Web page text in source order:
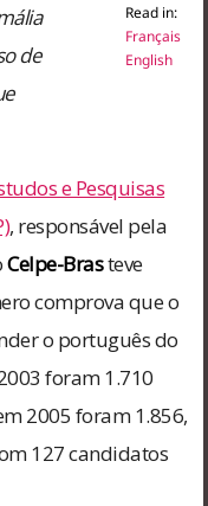
Read in:
Français
English
de
e Pesquisas
, responsável pela
Celpe-Brasteve
comprova que o
o português do
foram 1.710
2005 foram 1.856,
127 candidatos